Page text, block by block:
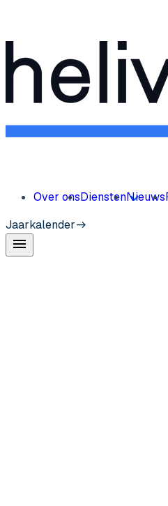
Over onsDienstenNieuws
Jaarkalender
menu